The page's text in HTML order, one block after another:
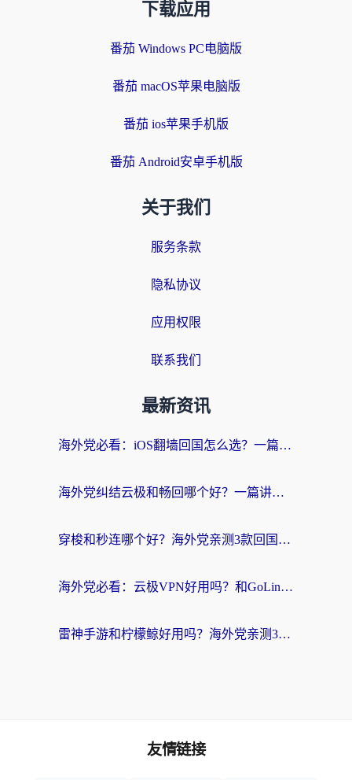
下载应用
番茄 Windows PC电脑版
番茄 macOS苹果电脑版
番茄 ios苹果手机版
番茄 Android安卓手机版
关于我们
服务条款
隐私协议
应用权限
联系我们
最新资讯
海外党必看：iOS翻墙回国怎么选？一篇搞定无缝访问国内资源
海外党纠结云极和畅回哪个好？一篇讲透回国加速器怎么选（附避坑指南）
穿梭和秒连哪个好？海外党亲测3款回国加速器，教你在国外正常浏览国内网站
海外党必看：云极VPN好用吗？和GoLinkVPN对比哪个回国效果更好？附真实体验指南
雷神手游和柠檬鲸好用吗？海外党亲测3款回国加速器，教你避开破解VPN坑
友情链接